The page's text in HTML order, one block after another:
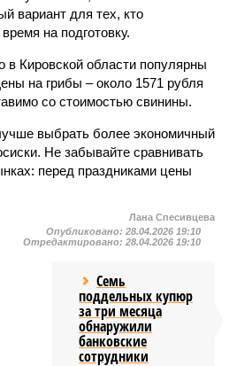
вариант для тех, кто
на подготовку.
в Кировской области популярны
на грибы – около 1571 рубля
со стоимостью свинины.
выбрать более экономичный
Не забывайте сравнивать
перед праздниками цены
Лана Спесивцева
Опубликовано: 28.04.2026 19:10
Отредактировано: 28.04.2026 19:10
Семь
поддельных купюр
за три месяца
обнаружили
банковские
сотрудники